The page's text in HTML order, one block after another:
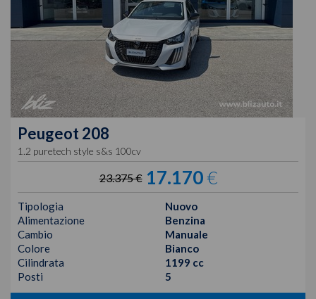
Peugeot 208
1.2 puretech style s&s 100cv
23.375 € 17.170€
Tipologia
Nuovo
Alimentazione
Benzina
Cambio
Manuale
Colore
Bianco
Cilindrata
1199 cc
Posti
5